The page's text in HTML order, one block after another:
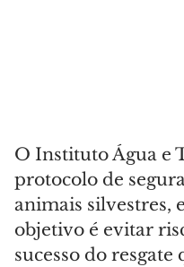
O Instituto Água e
protocolo de
animais silvestres,
objetivo é evitar
sucesso do